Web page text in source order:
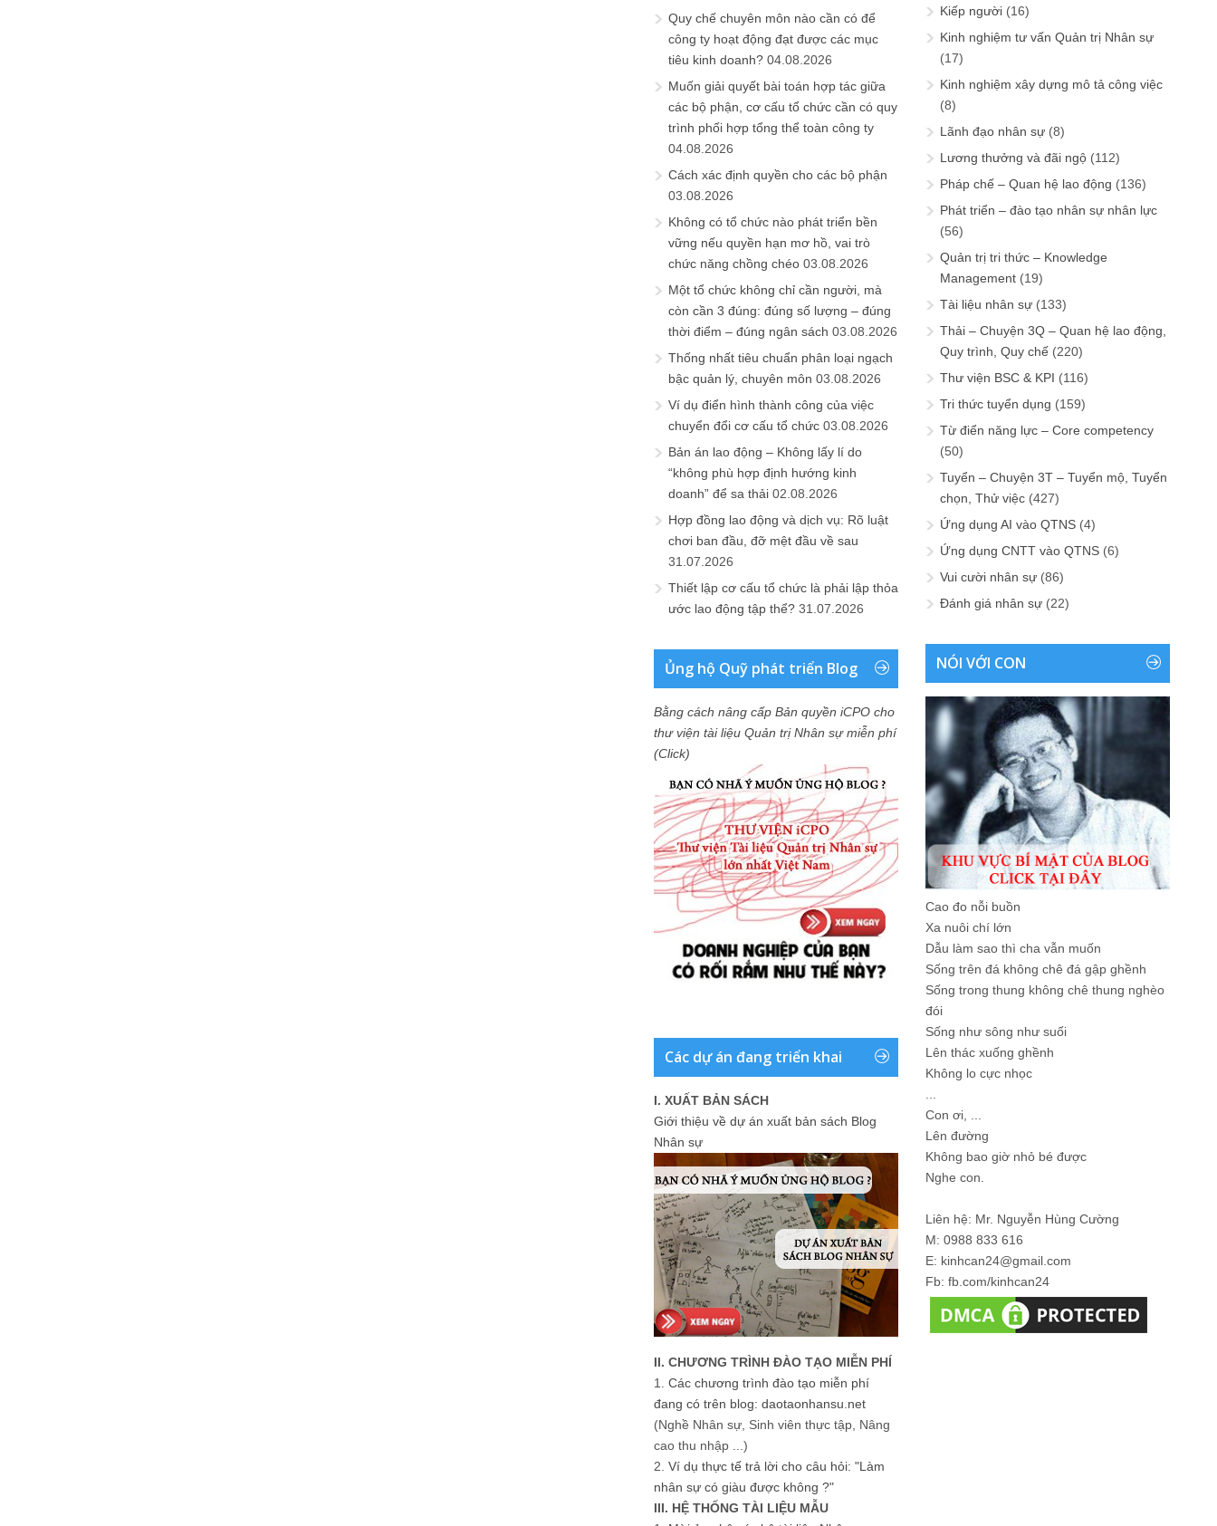
Quy chế chuyên môn nào cần có để
công ty hoạt động đạt được các mục
tiêu kinh doanh? 04.08.2026
Muốn giải quyết bài toán hợp tác giữa
các bộ phận, cơ cấu tổ chức cần có quy
trình phối hợp tổng thể toàn công ty
04.08.2026
Cách xác định quyền cho các bộ phận
03.08.2026
Không có tổ chức nào phát triển bền
vững nếu quyền hạn mơ hồ, vai trò
chức năng chồng chéo 03.08.2026
Một tổ chức không chỉ cần người, mà
còn cần 3 đúng: đúng số lượng – đúng
thời điểm – đúng ngân sách 03.08.2026
Thống nhất tiêu chuẩn phân loại ngạch
bậc quản lý, chuyên môn 03.08.2026
Ví dụ điển hình thành công của việc
chuyển đổi cơ cấu tổ chức 03.08.2026
Bản án lao động – Không lấy lí do
“không phù hợp định hướng kinh
doanh” để sa thải 02.08.2026
Hợp đồng lao động và dịch vụ: Rõ luật
chơi ban đầu, đỡ mệt đầu về sau
31.07.2026
Thiết lập cơ cấu tổ chức là phải lập thỏa
ước lao động tập thể? 31.07.2026
Ủng hộ Quỹ phát triển Blog
Bằng cách nâng cấp Bản quyền iCPO cho
thư viện tài liệu Quản trị Nhân sự miễn phí
(Click)
Các dự án đang triển khai
I. XUẤT BẢN SÁCH
Giới thiệu về dự án xuất bản sách Blog
Nhân sự
II. CHƯƠNG TRÌNH ĐÀO TẠO MIỄN PHÍ
1. Các chương trình đào tạo miễn phí
đang có trên blog: daotaonhansu.net
(Nghề Nhân sự, Sinh viên thực tập, Nâng
cao thu nhập ...)
2. Ví dụ thực tế trả lời cho câu hỏi: "Làm
nhân sự có giàu được không ?"
III. HỆ THỐNG TÀI LIỆU MẪU
Kiếp người (16)
Kinh nghiệm tư vấn Quản trị Nhân sự
(17)
Kinh nghiệm xây dựng mô tả công việc
(8)
Lãnh đạo nhân sự (8)
Lương thưởng và đãi ngộ (112)
Pháp chế – Quan hệ lao động (136)
Phát triển – đào tạo nhân sự nhân lực
(56)
Quản trị tri thức – Knowledge
Management (19)
Tài liệu nhân sự (133)
Thải – Chuyện 3Q – Quan hệ lao động,
Quy trình, Quy chế (220)
Thư viện BSC & KPI (116)
Tri thức tuyển dụng (159)
Từ điển năng lực – Core competency
(50)
Tuyển – Chuyện 3T – Tuyển mộ, Tuyển
chọn, Thử việc (427)
Ứng dụng AI vào QTNS (4)
Ứng dụng CNTT vào QTNS (6)
Vui cười nhân sự (86)
Đánh giá nhân sự (22)
NÓI VỚI CON
Cao đo nỗi buồn
Xa nuôi chí lớn
Dẫu làm sao thì cha vẫn muốn
Sống trên đá không chê đá gập ghềnh
Sống trong thung không chê thung nghèo
đói
Sống như sông như suối
Lên thác xuống ghềnh
Không lo cực nhọc
Con ơi, ...
Lên đường
Không bao giờ nhỏ bé được
Nghe con.
Liên hệ: Mr. Nguyễn Hùng Cường
M: 0988 833 616
E: kinhcan24@gmail.com
Fb: fb.com/kinhcan24